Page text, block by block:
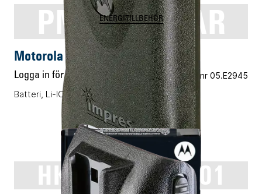
PMNN4159AR
ENERGITILLBEHÖR
Motorola PMNN4159AR
Logga in för pris Vårt art.nr 05.E2945
Batteri, Li-ION, 2600mAh
HKNN4013ASP01
ENERGITILLBEHÖR